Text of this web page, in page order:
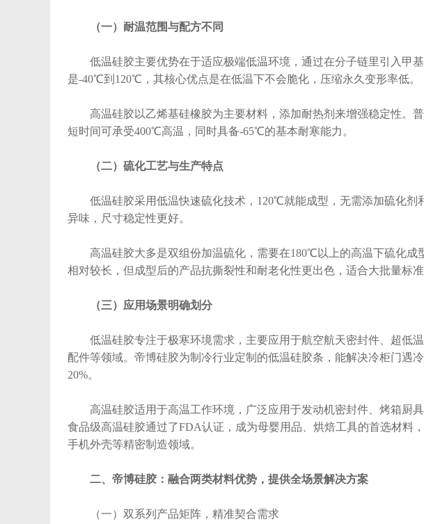
（一）耐温范围与配方不同
低温硅胶主要优势在于适应极端低温环境，通过在分子链里引入甲基
是-40℃到120℃，其核心优点是在低温下不会脆化，压缩永久变形率低。
高温硅胶以乙烯基硅橡胶为主要材料，添加耐热剂来增强稳定性。
短时间可承受400℃高温，同时具备-65℃的基本耐寒能力。
（二）硫化工艺与生产特点
低温硅胶采用低温快速硫化技术，120℃就能成型，无需添加硫化剂
异味，尺寸稳定性更好。
高温硅胶大多是双组份加温硫化，需要在180℃以上的高温下硫化成
相对较长，但成型后的产品抗撕裂性和耐老化性更出色，适合大批量标准
（三）应用场景明确划分
低温硅胶专注于极寒环境需求，主要应用于航空航天密封件、超低
配件等领域。帝博硅胶为制冷行业定制的低温硅胶条，能解决冷柜门遇
20%。
高温硅胶适用于高温工作环境，广泛应用于发动机密封件、烤箱厨
食品级高温硅胶通过了FDA认证，成为母婴用品、烘焙工具的首选材料
手机外壳等精密制造领域。
二、帝博硅胶：融合两类材料优势，提供全场景解决方案
（一）双系列产品矩阵，精准契合需求